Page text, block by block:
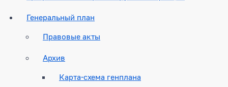
Генеральный план
Правовые акты
Архив
Карта-схема генплана